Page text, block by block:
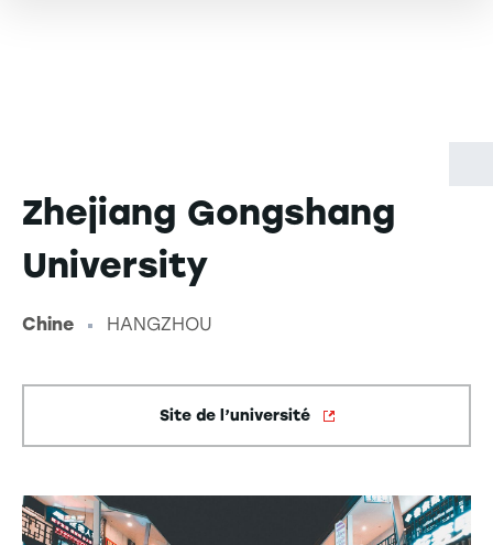
Zhejiang Gongshang
University
Chine HANGZHOU
Site de l’université